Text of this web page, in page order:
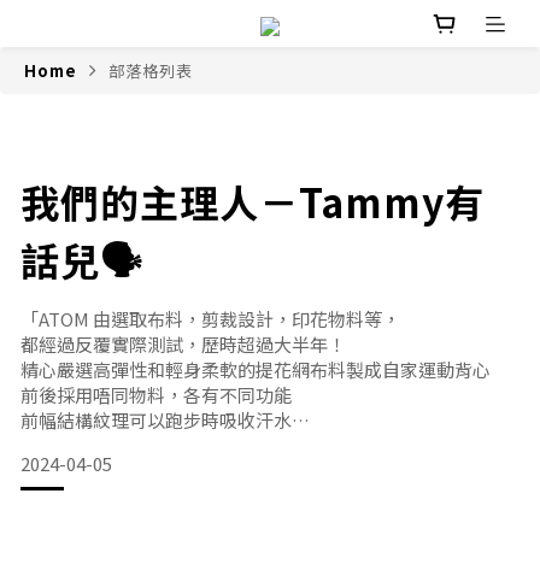
Home 部落格列表
我們的主理人－Tammy有
話兒🗣️
「ATOM 由選取布料，剪裁設計，印花物料等，
都經過反覆實際測試，歷時超過大半年！
精心嚴選高彈性和輕身柔軟的提花網布料製成自家運動背心
前後採用唔同物料，各有不同功能
前幅結構紋理可以跑步時吸收汗水
令跑者不會感到沉重，完全無粘肉感
後幅布選用透氣度及吸汗程度更高面料
2024-04-05